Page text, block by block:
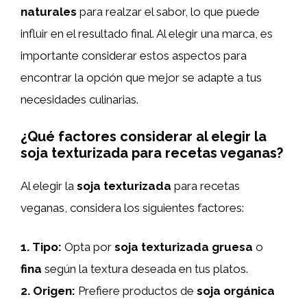
naturales para realzar el sabor, lo que puede
influir en el resultado final. Al elegir una marca, es
importante considerar estos aspectos para
encontrar la opción que mejor se adapte a tus
necesidades culinarias.
¿Qué factores considerar al elegir la
soja texturizada para recetas veganas?
Al elegir la soja texturizada para recetas
veganas, considera los siguientes factores:
1. Tipo: Opta por soja texturizada gruesa o
fina según la textura deseada en tus platos.
2. Origen: Prefiere productos de soja orgánica